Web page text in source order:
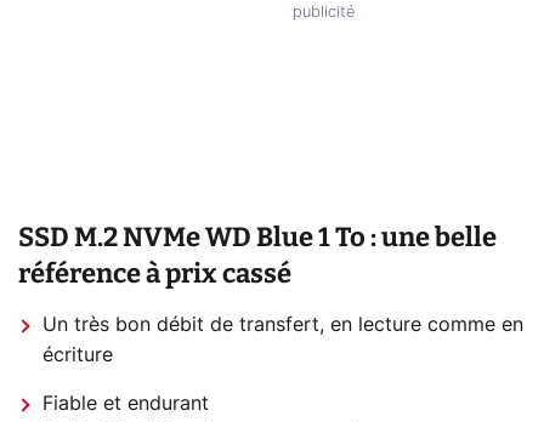
SSD M.2 NVMe WD Blue 1 To : une belle
référence à prix cassé
Un très bon débit de transfert, en lecture comme en
écriture
Fiable et endurant